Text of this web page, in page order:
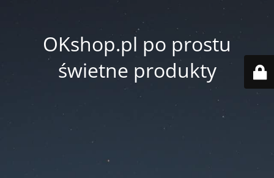
OKshop.pl po prostu
świetne produkty